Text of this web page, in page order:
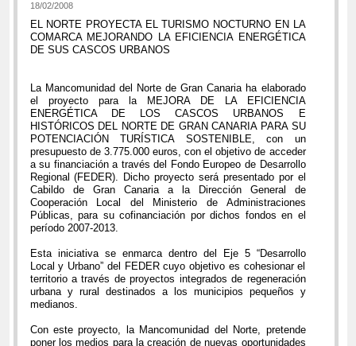
18/02/2008
EL NORTE PROYECTA EL TURISMO NOCTURNO EN LA
COMARCA MEJORANDO LA EFICIENCIA ENERGÉTICA
DE SUS CASCOS URBANOS
La Mancomunidad del Norte de Gran Canaria ha elaborado
el proyecto para la MEJORA DE LA EFICIENCIA
ENERGÉTICA DE LOS CASCOS URBANOS E
HISTÓRICOS DEL NORTE DE GRAN CANARIA PARA SU
POTENCIACIÓN TURÍSTICA SOSTENIBLE, con un
presupuesto de 3.775.000 euros, con el objetivo de acceder
a su financiación a través del Fondo Europeo de Desarrollo
Regional (FEDER). Dicho proyecto será presentado por el
Cabildo de Gran Canaria a la Dirección General de
Cooperación Local del Ministerio de Administraciones
Públicas, para su cofinanciación por dichos fondos en el
período 2007-2013.
Esta iniciativa se enmarca dentro del Eje 5 “Desarrollo
Local y Urbano” del FEDER cuyo objetivo es cohesionar el
territorio a través de proyectos integrados de regeneración
urbana y rural destinados a los municipios pequeños y
medianos.
Con este proyecto, la Mancomunidad del Norte, pretende
poner los medios para la creación de nuevas oportunidades